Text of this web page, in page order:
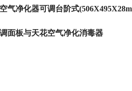
气净化器可调台阶式
面板与天花空气净化消毒器